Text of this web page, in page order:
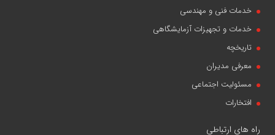
خدمات فنی و مهندسی
خدمات و تجهیزات آزمایشگاهی
تاریخچه
معرفی مدیران
مسئولیت اجتماعی
افتخارات
راه های ارتباطی